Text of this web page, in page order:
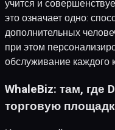
учится и
это означает одно:
дополнительных
при этом
обслуживание каждого
WhaleBiz: там, где
торговую